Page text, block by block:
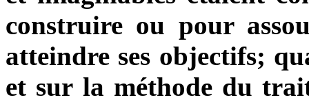
construire ou pour
atteindre ses objectifs;
et sur la méthode du